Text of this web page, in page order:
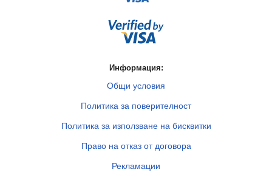
Информация:
Общи условия
Политика за поверителност
Политика за използване на бисквитки
Право на отказ от договора
Рекламации